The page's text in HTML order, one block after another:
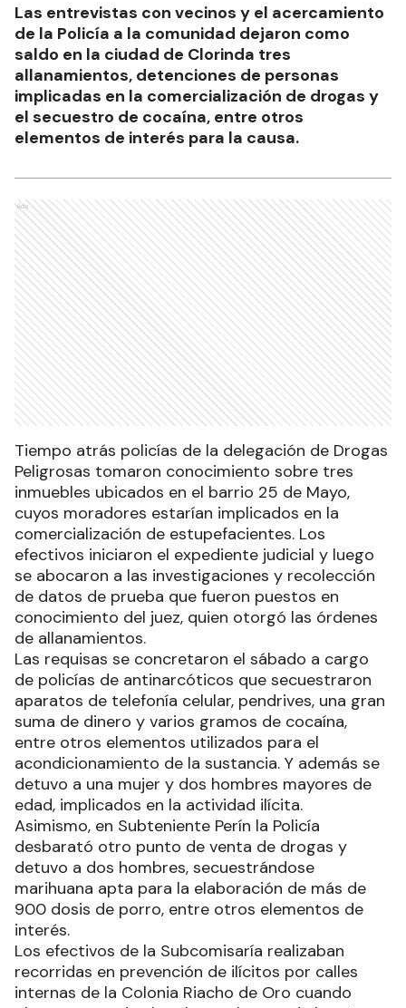
Las entrevistas con vecinos y el acercamiento
de la Policía a la comunidad dejaron como
saldo en la ciudad de Clorinda tres
allanamientos, detenciones de personas
implicadas en la comercialización de drogas y
el secuestro de cocaína, entre otros
elementos de interés para la causa.
Ads
Tiempo atrás policías de la delegación de Drogas
Peligrosas tomaron conocimiento sobre tres
inmuebles ubicados en el barrio 25 de Mayo,
cuyos moradores estarían implicados en la
comercialización de estupefacientes. Los
efectivos iniciaron el expediente judicial y luego
se abocaron a las investigaciones y recolección
de datos de prueba que fueron puestos en
conocimiento del juez, quien otorgó las órdenes
de allanamientos.
Las requisas se concretaron el sábado a cargo
de policías de antinarcóticos que secuestraron
aparatos de telefonía celular, pendrives, una gran
suma de dinero y varios gramos de cocaína,
entre otros elementos utilizados para el
acondicionamiento de la sustancia. Y además se
detuvo a una mujer y dos hombres mayores de
edad, implicados en la actividad ilícita.
Asimismo, en Subteniente Perín la Policía
desbarató otro punto de venta de drogas y
detuvo a dos hombres, secuestrándose
marihuana apta para la elaboración de más de
900 dosis de porro, entre otros elementos de
interés.
Los efectivos de la Subcomisaría realizaban
recorridas en prevención de ilícitos por calles
internas de la Colonia Riacho de Oro cuando